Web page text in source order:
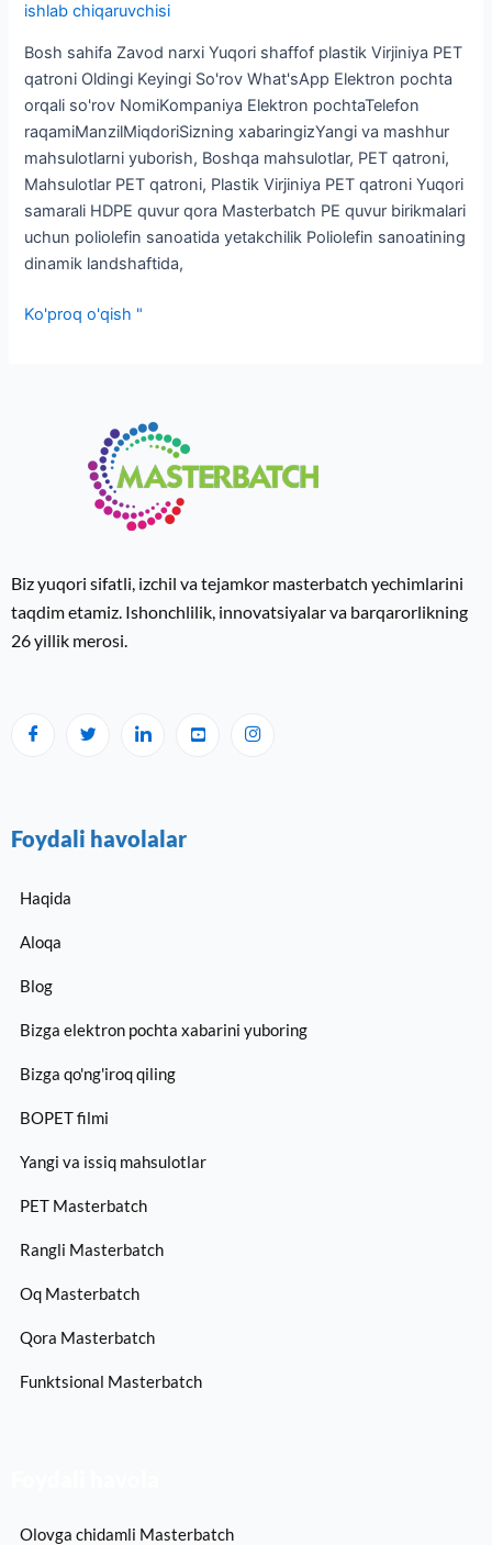
ishlab chiqaruvchisi
Bosh sahifa Zavod narxi Yuqori shaffof plastik Virjiniya PET
qatroni Oldingi Keyingi So'rov What'sApp Elektron pochta
orqali so'rov NomiKompaniya Elektron pochtaTelefon
raqamiManzilMiqdoriSizning xabaringizYangi va mashhur
mahsulotlarni yuborish, Boshqa mahsulotlar, PET qatroni,
Mahsulotlar PET qatroni, Plastik Virjiniya PET qatroni Yuqori
samarali HDPE quvur qora Masterbatch PE quvur birikmalari
uchun poliolefin sanoatida yetakchilik Poliolefin sanoatining
dinamik landshaftida,
Ko'proq o'qish "
Biz yuqori sifatli, izchil va tejamkor masterbatch yechimlarini
taqdim etamiz. Ishonchlilik, innovatsiyalar va barqarorlikning
26 yillik merosi.
Foydali havolalar
Haqida
Aloqa
Blog
Bizga elektron pochta xabarini yuboring
Bizga qo'ng'iroq qiling
BOPET filmi
Yangi va issiq mahsulotlar
PET Masterbatch
Rangli Masterbatch
Oq Masterbatch
Qora Masterbatch
Funktsional Masterbatch
Olovga chidamli Masterbatch